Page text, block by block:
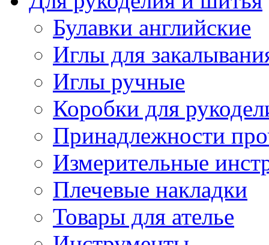
Булавки английские
Иглы для
Иглы ручные
Коробки для
Принадлежности
Измерительные
Плечевые накладки
Товары для ателье